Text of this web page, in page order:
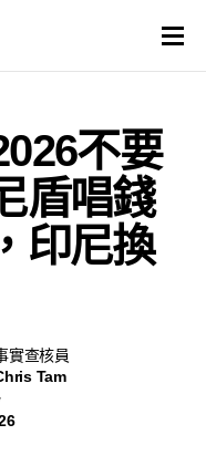
不要
盾唱錢
印尼換
實查核員
Tam